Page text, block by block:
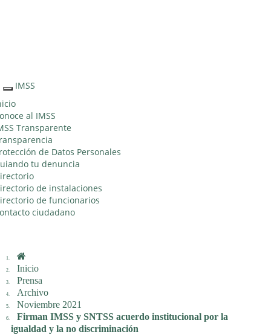
Interruptor
de
Navegación
IMSS
al IMSS
Transparente
de Datos Personales
tu denuncia
de instalaciones
de funcionarios
ciudadano
Inicio
Prensa
Archivo
Noviembre 2021
Firman IMSS y SNTSS acuerdo institucional por la
igualdad y la no discriminación